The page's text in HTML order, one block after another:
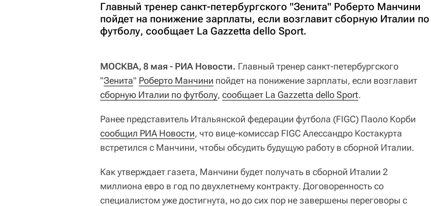
Главный тренер санкт-петербургского "Зенита" Роберто Манчини
пойдет на понижение зарплаты, если возглавит сборную Италии по
футболу, сообщает La Gazzetta dello Sport.
МОСКВА, 8 мая - РИА Новости. Главный тренер санкт-петербургского
"Зенита" Роберто Манчини пойдет на понижение зарплаты, если возглавит
сборную Италии по футболу, сообщает La Gazzetta dello Sport.
Ранее представитель Итальянской федерации футбола (FIGC) Паоло Корби
сообщил РИА Новости, что вице-комиссар FIGC Алессандро Костакурта
встретился с Манчини, чтобы обсудить будущую работу в сборной Италии.
Как утверждает газета, Манчини будет получать в сборной Италии 2
миллиона евро в год по двухлетнему контракту. Договоренность со
специалистом уже достигнута, но до сих пор не завершены переговоры с